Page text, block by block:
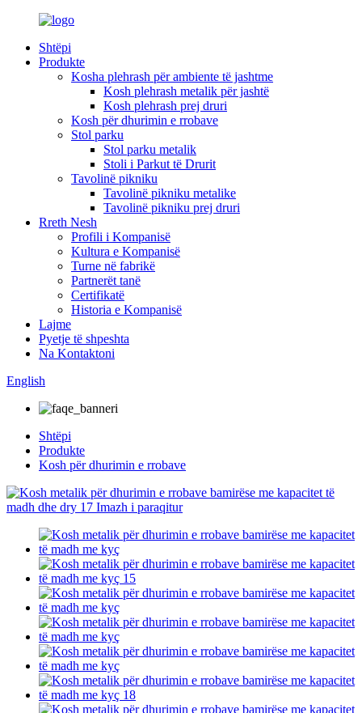
Shtëpi
Produkte
Kosha plehrash për ambiente të jashtme
Kosh plehrash metalik për jashtë
Kosh plehrash prej druri
Kosh për dhurimin e rrobave
Stol parku
Stol parku metalik
Stoli i Parkut të Drurit
Tavolinë pikniku
Tavolinë pikniku metalike
Tavolinë pikniku prej druri
Rreth Nesh
Profili i Kompanisë
Kultura e Kompanisë
Turne në fabrikë
Partnerët tanë
Certifikatë
Historia e Kompanisë
Lajme
Pyetje të shpeshta
Na Kontaktoni
English
Shtëpi
Produkte
Kosh për dhurimin e rrobave